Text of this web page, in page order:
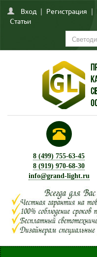
Вход | Регистрация |
Статьи
8 (499) 755-63-45
8 (919) 970-68-30
info@grand-light.ru